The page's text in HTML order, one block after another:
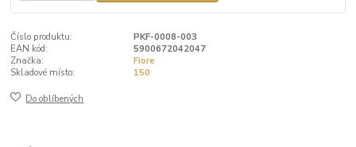
Číslo produktu:
PKF-0008-003
EAN kód:
5900672042047
Značka:
Fiore
Skladové místo:
150
Do oblíbených